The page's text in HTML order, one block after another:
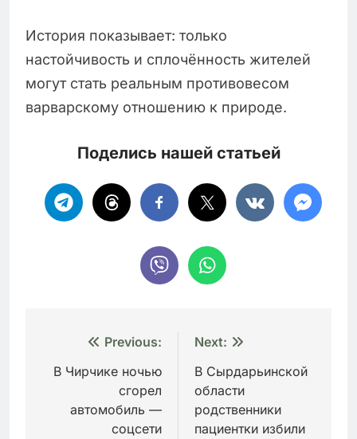
История показывает: только
настойчивость и сплочённость жителей
могут стать реальным противовесом
варварскому отношению к природе.
Поделись нашей статьей
Навигация
по
записям
Previous:
В Чирчике ночью
сгорел
автомобиль —
соцсети
Next:
В Сырдарьинской
области
родственники
пациентки избили